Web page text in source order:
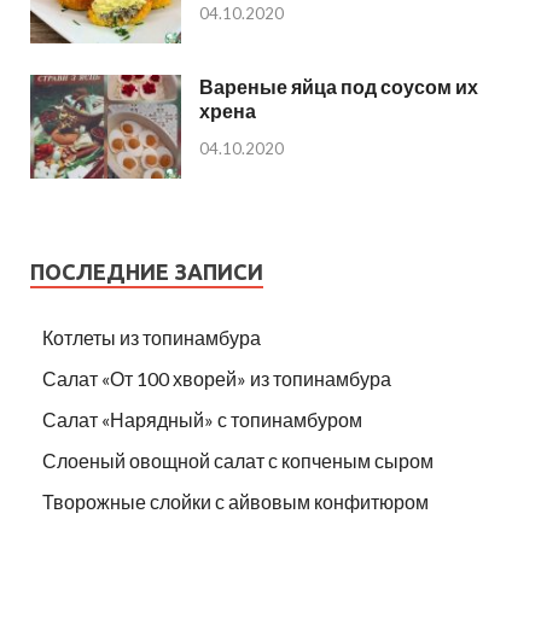
04.10.2020
Вареные яйца под соусом их
хрена
04.10.2020
ПОСЛЕДНИЕ ЗАПИСИ
Котлеты из топинамбура
Салат «От 100 хворей» из топинамбура
Салат «Нарядный» с топинамбуром
Слоеный овощной салат с копченым сыром
Творожные слойки с айвовым конфитюром